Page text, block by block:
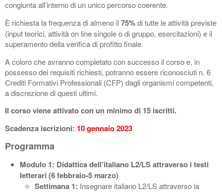
congiunta all’interno di un unico percorso coerente.
È richiesta la frequenza di almeno il75%di tutte le attività previste
(input teorici, attività on line singole o di gruppo, esercitazioni) e il
superamento della verifica di profitto finale.
A coloro che avranno completato con successo il corso e, in
possesso dei requisiti richiesti, potranno essere riconosciuti n. 6
Crediti Formativi Professionali (CFP) dagli organismi competenti,
a discrezione di questi ultimi.
Il corso viene attivato con un minimo di 15 iscritti.
Scadenza iscrizioni: 10 gennaio 2023
Programma
Modulo 1: Didattica dell’italiano L2/LS attraverso i testi
letterari (6 febbraio-5 marzo)
Settimana 1: Insegnare italiano L2/LS attraverso la